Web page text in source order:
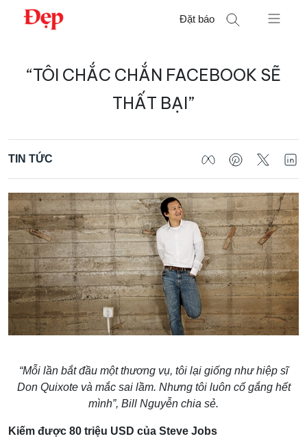
Chuyển
Đặt báo
kiếm
“TÔI CHẮC CHẮN FACEBOOK SẼ
THẤT BẠI”
TIN TỨC
“Mỗi lần bắt đầu một thương vụ, tôi lại giống như hiệp sĩ
Don Quixote và mắc sai lầm. Nhưng tôi luôn cố gắng hết
mình”, Bill Nguyễn chia sẻ.
Kiếm được 80 triệu USD của Steve Jobs